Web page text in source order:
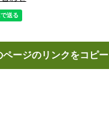
ページのリンクをコピー